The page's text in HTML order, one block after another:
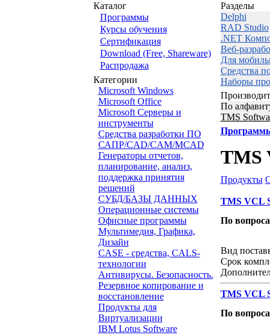
Каталог
Программы
Курсы обучения
Сертификация
Download (Free, Shareware)
Распродажа
Категории
Microsoft Windows
Microsoft Office
Microsoft Серверы и
инструменты
Средства разработки ПО
САПР/CAD/CAM/MCAD
Генераторы отчетов,
планирование, анализ,
поддержка принятия
решений
СУБД/БАЗЫ ДАННЫХ
Операционные системы
Офисные программы
Мультимедия, Графика,
Дизайн
CASE - средства, CALS-
технологии
Антивирусы. Безопасность.
Резервное копирование и
восстановление
Продукты для
Виртуализации
IBM Lotus Software
Разделы
Delphi
RAD Studio
.NET
Веб-
Для
Средства
Наборы
По
TMS
TMS
Продукты
TMS VCL
По
Вид
Срок
TMS VCL
По